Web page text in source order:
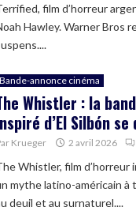
film d’horreur
Hawley. Warner Bros
Bande-annonce cinéma
Whistler : la
d’El Silbón se
Krueger 2 avril 2026
Whistler, film d’horreur
mythe latino-américain à
deuil et au surnaturel....